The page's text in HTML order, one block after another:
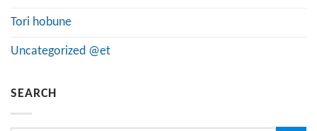
Tori hobune
Uncategorized @et
SEARCH